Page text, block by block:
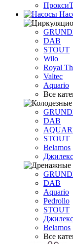
DAB
STOUT
Wilo
Royal
Valtec
Aquario
Все
DAB
STOUT
Belamos
Джилекс
DAB
Aquario
Pedrollo
STOUT
Джилекс
Belamos
Все